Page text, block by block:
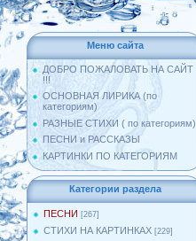
Меню сайта
ДОБРО ПОЖАЛОВАТЬ НА САЙТ
!!!
ОСНОВНАЯ ЛИРИКА (по
категориям)
РАЗНЫЕ СТИХИ ( по категориям)
ПЕСНИ и РАССКАЗЫ
КАРТИНКИ ПО КАТЕГОРИЯМ
Категории раздела
ПЕСНИ [267]
СТИХИ НА КАРТИНКАХ [229]